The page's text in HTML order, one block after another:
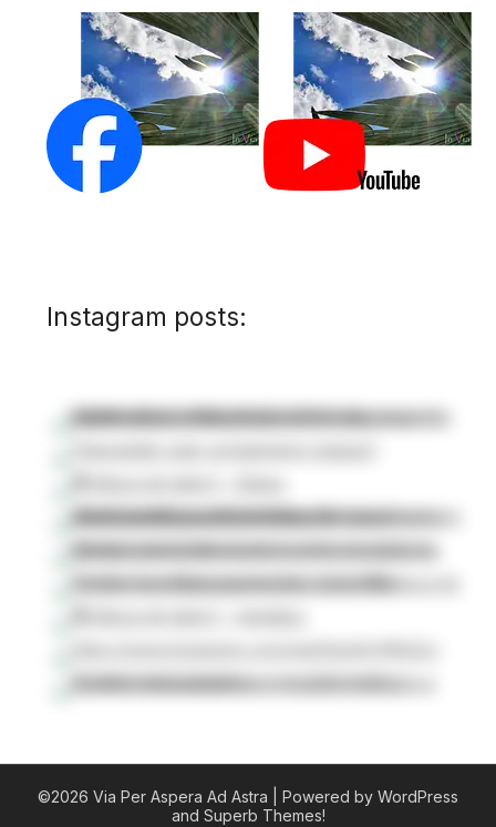
Instagram posts:
©2026 Via Per Aspera Ad Astra
| Powered by WordPress
and Superb Themes!